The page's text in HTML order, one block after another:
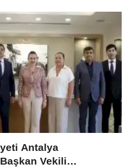
Antalya
Vekili